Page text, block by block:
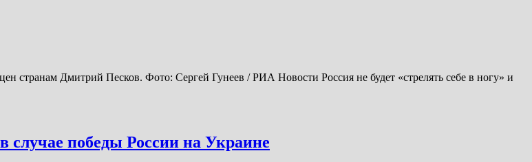
странам Дмитрий Песков. Фото: Сергей Гунеев / РИА Новости Россия не будет «стрелять себе в ногу» и
победы России на Украине